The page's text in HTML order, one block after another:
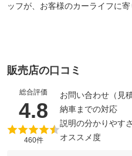
ッフが、お客様のカーライフに
販売店の口コミ
総合評価
4.8 （5点満
460件
お問い合わせ（見積
納車までの対応
説明の分かりやすさ
オススメ度